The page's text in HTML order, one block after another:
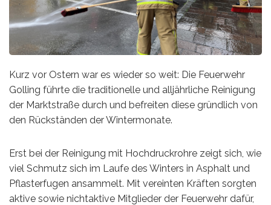
Kurz vor Ostern war es wieder so weit: Die Feuerwehr
Golling führte die traditionelle und alljährliche Reinigung
der Marktstraße durch und befreiten diese gründlich von
den Rückständen der Wintermonate.
Erst bei der Reinigung mit Hochdruckrohre zeigt sich, wie
viel Schmutz sich im Laufe des Winters in Asphalt und
Pflasterfugen ansammelt. Mit vereinten Kräften sorgten
aktive sowie nichtaktive Mitglieder der Feuerwehr dafür,